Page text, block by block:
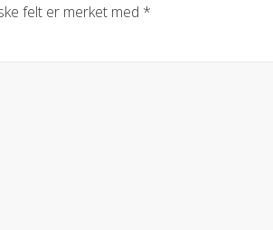
felt er merket med *